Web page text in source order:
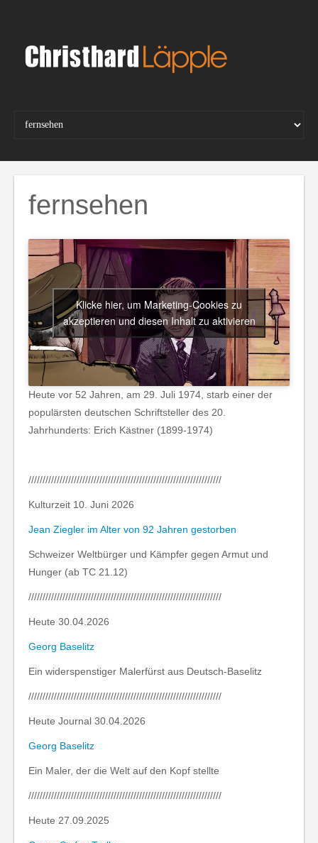
fernsehen
Klicke hier, um Marketing-Cookies zu
akzeptieren und diesen Inhalt zu aktivieren
Heute vor 52 Jahren, am 29. Juli 1974, starb einer der
populärsten deutschen Schriftsteller des 20.
Jahrhunderts: Erich Kästner (1899-1974)
////////////////////////////////////////////////////////////////////
Kulturzeit 10. Juni 2026
Jean Ziegler im Alter von 92 Jahren gestorben
Schweizer Weltbürger und Kämpfer gegen Armut und
Hunger (ab TC 21.12)
////////////////////////////////////////////////////////////////////
Heute 30.04.2026
Georg Baselitz
Ein widerspenstiger Malerfürst aus Deutsch-Baselitz
////////////////////////////////////////////////////////////////////
Heute Journal 30.04.2026
Georg Baselitz
Ein Maler, der die Welt auf den Kopf stellte
////////////////////////////////////////////////////////////////////
Heute 27.09.2025